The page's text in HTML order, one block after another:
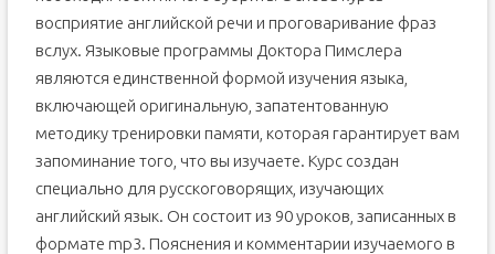
восприятие английской речи и проговаривание фраз
вслух. Языковые программы Доктора Пимслера
являются единственной формой изучения языка,
включающей оригинальную, запатентованную
методику тренировки памяти, которая гарантирует вам
запоминание того, что вы изучаете. Курс создан
специально для русскоговорящих, изучающих
английский язык. Он состоит из 90 уроков, записанных в
формате mp3. Пояснения и комментарии изучаемого в